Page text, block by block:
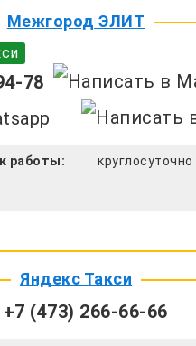
Межгород ЭЛИТ
78
работы: круглосуточно
Яндекс Такси
(473) 266-66-66